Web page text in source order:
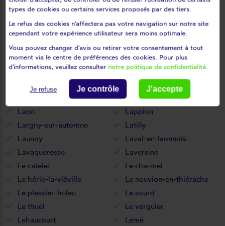
La neuville-lès-dorengt
La vallée-au-blé
La vallée-mulâtre
La ville-aux-bois-lès-dizy
La ville-aux-bois-lès-pontavert
Laffaux
Laigny
Lanchy
Landicourt
Landifay-et-bertaignemont
Landouzy-la-cour
Landouzy-la-ville
Laniscourt
Laon
Lappion
Largny-sur-automne
Latilly
Launoy
Laval-en-laonnois
Lavaqueresse
Laversine
Le catelet
Le charmel
Le hérie-la-viéville
Le nouvion-en-thiérache
Le plessier-huleu
Le sourd
Le thuel
Le verguier
Lehaucourt
Lemé
types de cookies ou certains services proposés par des tiers.
Le refus des cookies n'affectera pas votre navigation sur notre site
cependant votre expérience utilisateur sera moins optimale.
Vous pouvez changer d'avis ou retirer votre consentement à tout
moment via le centre de préférences des cookies. Pour plus
d'informations, veuillez consulter notre politique de confidentialité.
Je refuse Je contrôle J'accepte